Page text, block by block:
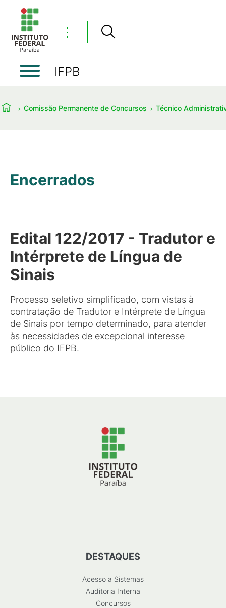
⋮
IFPB
Comissão Permanente de Concursos Técnico
Encerrados
Edital 122/2017 - Tradutor e
Intérprete de Língua de
Sinais
Processo seletivo simplificado, com vistas à
contratação de Tradutor e Intérprete de Língua
de Sinais por tempo determinado, para atender
às necessidades de excepcional interesse
público do IFPB.
DESTAQUES
Acesso a Sistemas
Auditoria Interna
Concursos